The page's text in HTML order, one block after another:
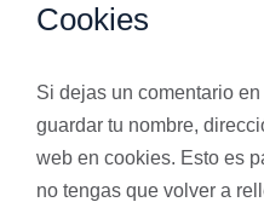
Cookies
Si dejas un comentario
guardar tu nombre,
web en cookies. Esto es
no tengas que volver a